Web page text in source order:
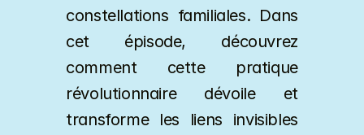
constellations familiales. Dans
cet épisode, découvrez
comment cette pratique
révolutionnaire dévoile et
transforme les liens invisibles